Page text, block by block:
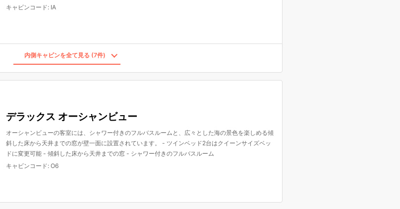
キャビンコード: IA
内側キャビンを全て見る (7件)
デラックス オーシャンビュー
オーシャンビューの客室には、シャワー付きのフルバスルームと、広々とした海の景色を楽しめる傾
斜した床から天井までの窓が壁一面に設置されています。 - ツインベッド2台はクイーンサイズベッ
ドに変更可能 - 傾斜した床から天井までの窓 - シャワー付きのフルバスルーム
キャビンコード:O6